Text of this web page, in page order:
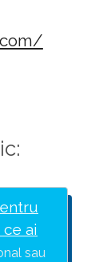
ai
sau